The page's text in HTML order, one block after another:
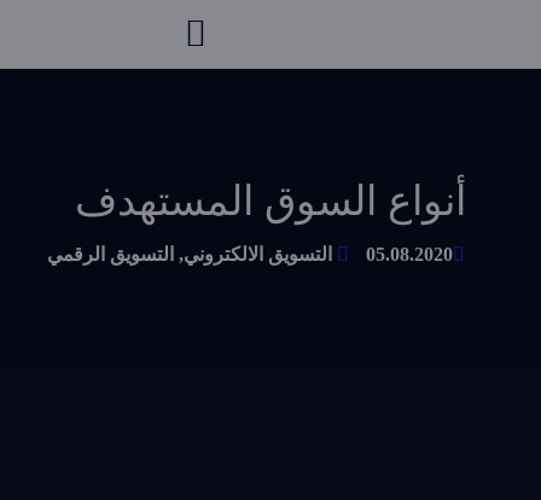
أنواع السوق المستهدف
05.08.2020 التسويق الالكتروني, التسويق الرقمي